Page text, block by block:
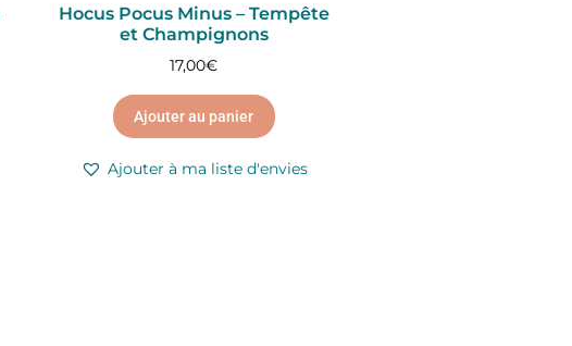
Hocus Pocus Minus – Tempête
et Champignons
17,00€
Ajouter au panier
Ajouter à ma liste d'envies